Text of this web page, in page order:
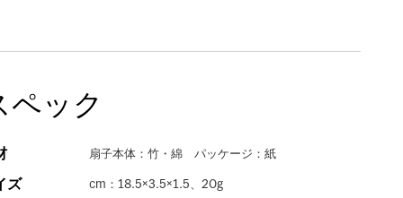
ペック
扇子本体：竹・綿 パッケージ：紙
ズ cm：18.5×3.5×1.5、20g